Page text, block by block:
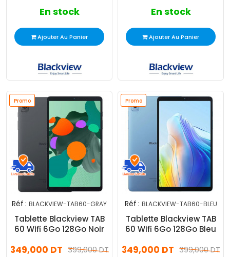
En stock
Ajouter Au Panier
En stock
Ajouter Au Panier
Promo
Réf : BLACKVIEW-TAB60-GRAY
Tablette Blackview TAB
60 Wifi 6Go 128Go Noir
399,000 DT
349,000 DT
Promo
Réf : BLACKVIEW-TAB60-BLEU
Tablette Blackview TAB
60 Wifi 6Go 128Go Bleu
399,000 DT
349,000 DT